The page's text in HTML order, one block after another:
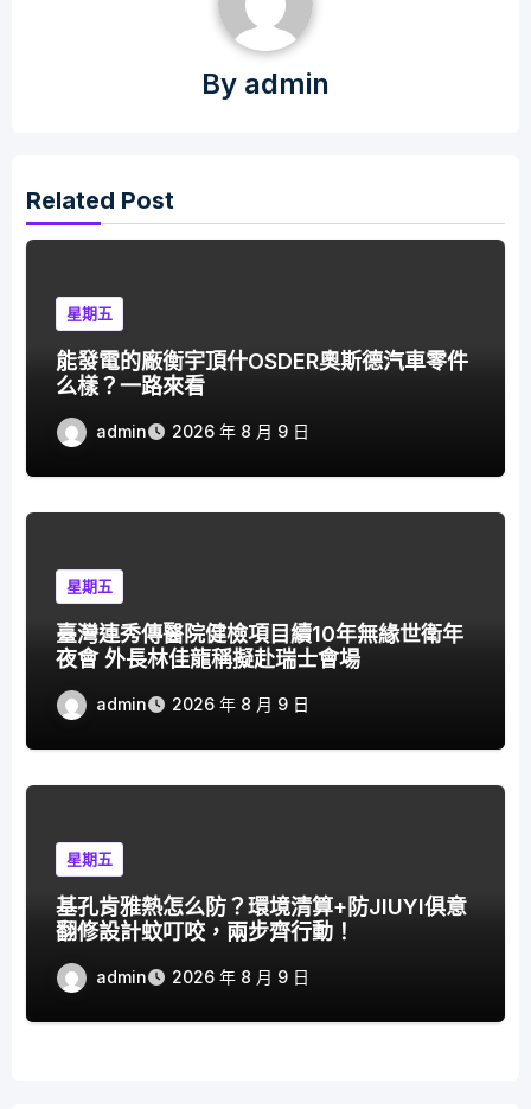
By admin
Related Post
星期五
能發電的廠衡宇頂什OSDER奧斯德汽車零件
么樣？一路來看
admin 2026 年 8 月 9 日
星期五
臺灣連秀傳醫院健檢項目續10年無緣世衛年
夜會 外長林佳龍稱擬赴瑞士會場
admin 2026 年 8 月 9 日
星期五
基孔肯雅熱怎么防？環境清算+防JIUYI俱意
翻修設計蚊叮咬，兩步齊行動！
admin 2026 年 8 月 9 日